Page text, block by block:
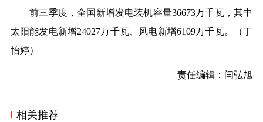
前三季度，全国新增发电装机容量36673万千瓦，其中
太阳能发电新增24027万千瓦、风电新增6109万千瓦。（丁
怡婷）
责任编辑：闫弘旭
相关推荐